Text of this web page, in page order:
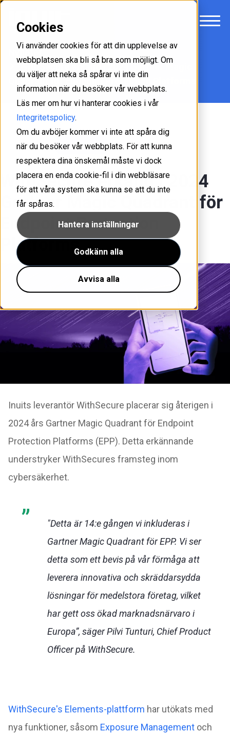
Cookies
Vi använder cookies för att din upplevelse av
webbplatsen ska bli så bra som möjligt. Om
du väljer att neka så spårar vi inte din
information när du besöker vår webbplats.
Läs mer om hur vi hanterar cookies i vår
Integritetspolicy.
Om du avböjer kommer vi inte att spåra dig
när du besöker vår webbplats. För att kunna
respektera dina önskemål måste vi dock
placera en enda cookie-fil i din webbläsare
för att våra system ska kunna se att du inte
får spåras.
Hantera inställningar
Godkänn alla
Avvisa alla
WithSecure erkänd i 2024 Gartner Magic
Quadrant för Endpoint Protection Platforms
IT-säkerhet 2024-10-17
WithSecure erkänd i 2024
Gartner Magic Quadrant för
Endpoint Protection
Platforms
Inuits leverantör WithSecure placerar sig återigen i
2024 års Gartner Magic Quadrant för Endpoint
Protection Platforms (EPP). Detta erkännande
understryker WithSecures framsteg inom
cybersäkerhet.
"Detta är 14:e gången vi inkluderas i
Gartner Magic Quadrant för EPP. Vi ser
detta som ett bevis på vår förmåga att
leverera innovativa och skräddarsydda
lösningar för medelstora företag, vilket
har gett oss ökad marknadsnärvaro i
Europa”, säger Pilvi Tunturi, Chief Product
Officer på WithSecure.
WithSecure's Elements-plattform har utökats med
nya funktioner, såsom Exposure Management och